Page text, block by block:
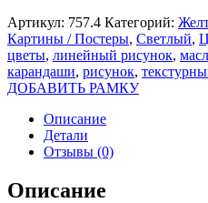
Артикул: 757.4 Категорий:
Картины / Постеры, Светлый,
цветы, линейный рисунок,
карандаши, рисунок,
ДОБАВИТЬ РАМКУ
Описание
Детали
Отзывы (0)
Описание